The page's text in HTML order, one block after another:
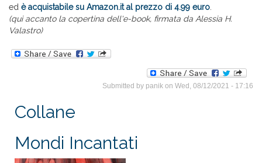
ed è acquistabile su Amazon.it al prezzo di 4.99 euro
(qui accanto la copertina dell'e-book, firmata da Alessia H.
Valastro)
Submitted by panik on Wed, 08/12/2021 - 17:16
Collane
Mondi Incantati